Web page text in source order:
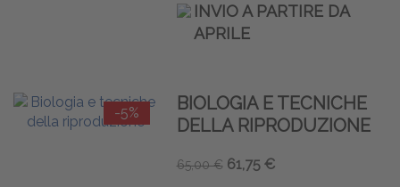
INVIO A PARTIRE DA
APRILE
-5%
BIOLOGIA E TECNICHE
DELLA RIPRODUZIONE
65,00 € 61,75 €